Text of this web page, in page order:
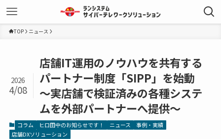
TOP ニュース
店舗IT運用のノウハウを共有する
パートナー制度「SIPP」を始動
～実店舗で検証済みの各種システ
ムを外部パートナーへ提供～
2026
4/08
コラム ヒロ田中のお知らせです！ ニュース
事例・実績
店舗DXソリューション